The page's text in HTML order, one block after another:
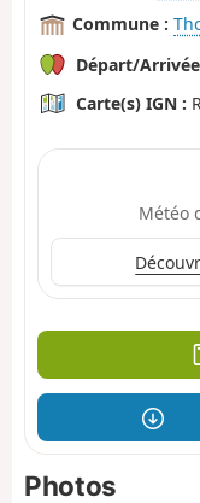
Commune :
Départ/
Carte(s) IGN :
Météo
Photos